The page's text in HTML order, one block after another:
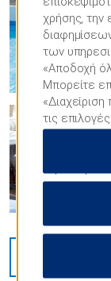
χρήσης, την
των
«Αποδοχή
Μπορείτε
τις
επιτρέψετε